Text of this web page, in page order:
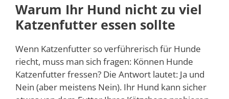
Warum Ihr Hund nicht zu viel
Katzenfutter essen sollte
Wenn Katzenfutter so verführerisch für Hunde
riecht, muss man sich fragen: Können Hunde
Katzenfutter fressen? Die Antwort lautet: Ja und
Nein (aber meistens Nein). Ihr Hund kann sicher